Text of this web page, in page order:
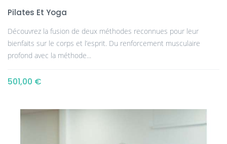
Pilates Et Yoga
Découvrez la fusion de deux méthodes reconnues pour leur
bienfaits sur le corps et l’esprit. Du renforcement musculaire
profond avec la méthode...
501,00 €